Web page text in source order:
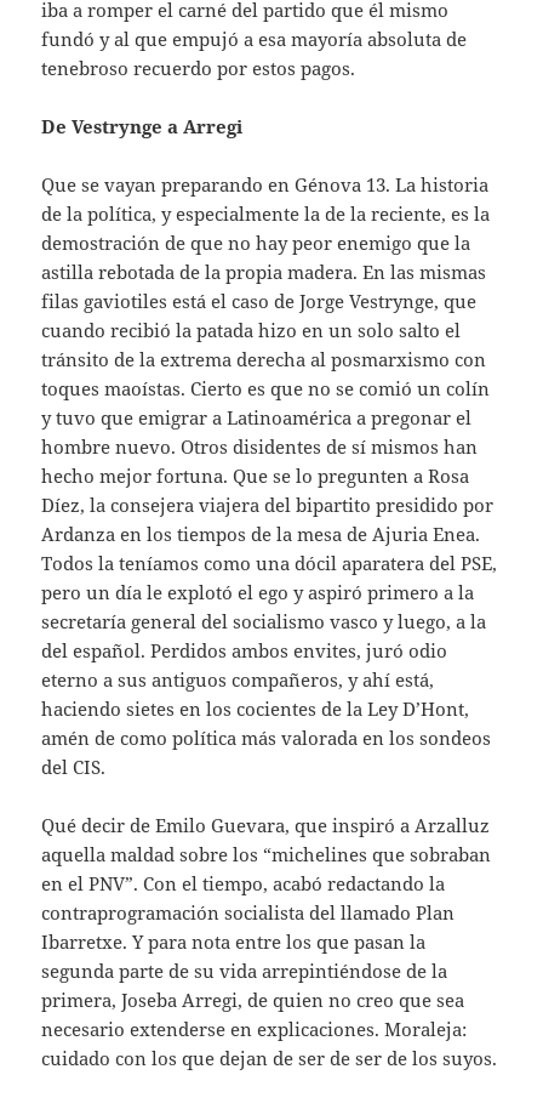
iba a romper el carné del partido que él mismo
fundó y al que empujó a esa mayoría absoluta de
tenebroso recuerdo por estos pagos.
De Vestrynge a Arregi
Que se vayan preparando en Génova 13. La historia
de la política, y especialmente la de la reciente, es la
demostración de que no hay peor enemigo que la
astilla rebotada de la propia madera. En las mismas
filas gaviotiles está el caso de Jorge Vestrynge, que
cuando recibió la patada hizo en un solo salto el
tránsito de la extrema derecha al posmarxismo con
toques maoístas. Cierto es que no se comió un colín
y tuvo que emigrar a Latinoamérica a pregonar el
hombre nuevo. Otros disidentes de sí mismos han
hecho mejor fortuna. Que se lo pregunten a Rosa
Díez, la consejera viajera del bipartito presidido por
Ardanza en los tiempos de la mesa de Ajuria Enea.
Todos la teníamos como una dócil aparatera del PSE,
pero un día le explotó el ego y aspiró primero a la
secretaría general del socialismo vasco y luego, a la
del español. Perdidos ambos envites, juró odio
eterno a sus antiguos compañeros, y ahí está,
haciendo sietes en los cocientes de la Ley D’Hont,
amén de como política más valorada en los sondeos
del CIS.
Qué decir de Emilo Guevara, que inspiró a Arzalluz
aquella maldad sobre los “michelines que sobraban
en el PNV”. Con el tiempo, acabó redactando la
contraprogramación socialista del llamado Plan
Ibarretxe. Y para nota entre los que pasan la
segunda parte de su vida arrepintiéndose de la
primera, Joseba Arregi, de quien no creo que sea
necesario extenderse en explicaciones. Moraleja:
cuidado con los que dejan de ser de ser de los suyos.